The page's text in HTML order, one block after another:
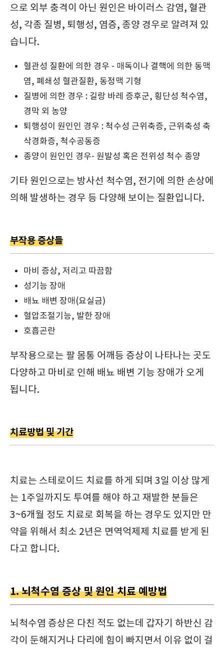
으로 외부 충격이 아닌 원인은 바이러스 감염, 혈관
성, 각종 질병, 퇴행성, 염증, 종양 경우로 알려져 있
습니다.
혈관성 질환에 의한 경우 - 매독이나 결핵에 의한 동맥
염, 폐쇄성 혈관질환, 동정맥 기형
질병에 의한 경우 : 길랑 바레 증후군, 횡단성 척수염,
경막 외 농양
퇴행성이 원인인 경우 : 척수성 근위축증, 근위축성 축
삭경화증, 척수공동증
종양이 원인인 경우- 원발성 혹은 전위성 척수 종양
기타 원인으로는 방사선 척수염, 전기에 의한 손상에
의해 발생하는 경우 등 다양해 보이는 질환입니다.
부작용 증상들
마비 증상, 저리고 따끔함
성기능 장애
배뇨 배변 장애(요실금)
혈압조절기능, 발한 장애
호흡곤란
부작용으로는 팔 몸통 어깨등 증상이 나타나는 곳도
다양하고 마비로 인해 배뇨 배변 기능 장애가 오게
됩니다.
치료방법 및 기간
치료는 스테로이드 치료를 하게 되며 3일 이상 많게
는 1주일까지도 투여를 해야 하고 재발한 분들은
3~6개월 정도 치료로 회복을 하는 경우도 있지만 만
약을 위해서 최소 2년은 면역억제제 치료를 받게 된
다고 합니다.
1. 뇌척수염 증상 및 원인 치료 예방법
뇌척수염 증상은 다친 적도 없는데 갑자기 하반신 감
각이 둔해지거나 다리에 힘이 빠지면서 이유 없이 걸